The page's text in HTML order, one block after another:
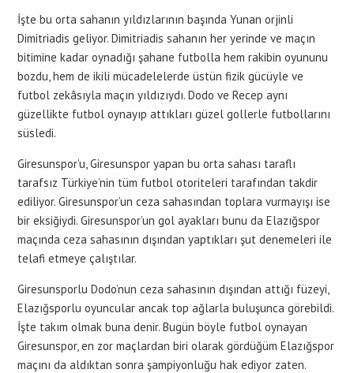
İşte bu orta sahanın yıldızlarının başında Yunan orjinli
Dimitriadis geliyor. Dimitriadis sahanın her yerinde ve maçın
bitimine kadar oynadığı şahane futbolla hem rakibin oyununu
bozdu, hem de ikili mücadelelerde üstün fizik gücüyle ve
futbol zekâsıyla maçın yıldızıydı. Dodo ve Recep aynı
güzellikte futbol oynayıp attıkları güzel gollerle futbollarını
süsledi.
Giresunspor’u, Giresunspor yapan bu orta sahası taraflı
tarafsız Türkiye’nin tüm futbol otoriteleri tarafından takdir
ediliyor. Giresunspor’un ceza sahasından toplara vurmayışı ise
bir eksiğiydi. Giresunspor’un gol ayakları bunu da Elazığspor
maçında ceza sahasının dışından yaptıkları şut denemeleri ile
telafi etmeye çalıştılar.
Giresunsporlu Dodo’nun ceza sahasının dışından attığı füzeyi,
Elazığsporlu oyuncular ancak top ağlarla buluşunca görebildi.
İşte takım olmak buna denir. Bugün böyle futbol oynayan
Giresunspor, en zor maçlardan biri olarak gördüğüm Elazığspor
maçını da aldıktan sonra şampiyonluğu hak ediyor zaten.